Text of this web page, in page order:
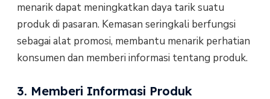
menarik dapat meningkatkan daya tarik suatu
produk di pasaran. Kemasan seringkali berfungsi
sebagai alat promosi, membantu menarik perhatian
konsumen dan memberi informasi tentang produk.
3. Memberi Informasi Produk